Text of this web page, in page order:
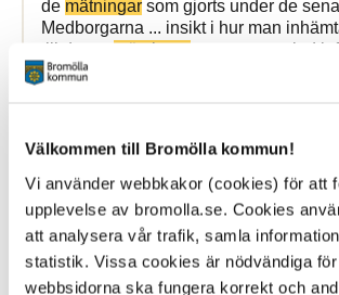
Välkommen till Bromölla kommun!
Vi använder webbkakor (cookies) för att
upplevelse av bromolla.se. Cookies
att analysera vår trafik, samla
statistik. Vissa cookies är nödvändiga
webbsidorna ska fungera korrekt och
de mätningar som gjorts under de
Medborgarna ... insikt i hur man
till dessa mätningar samt en samlad
kring Grannsamverkan
Byaträff i Näsum 2025
11 March 2025